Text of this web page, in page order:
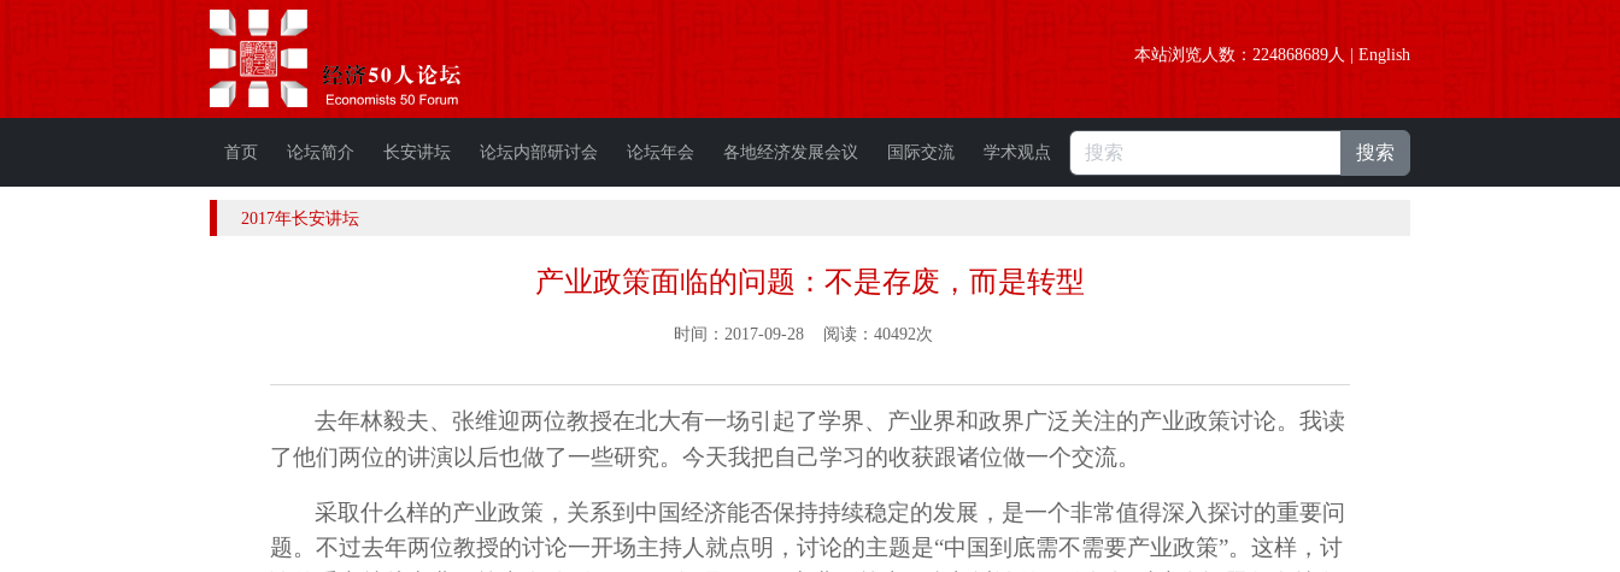
本站浏览人数： 224868689人 | English
首页 论坛简介 长安讲坛 论坛内部研讨会 论坛年会 各地经济发展会议 国际交流 学术观点 搜索
2017年长安讲坛
产业政策面临的问题：不是存废，而是转型
时间：2017-09-28 阅读：40492次
去年林毅夫、张维迎两位教授在北大有一场引起了学界、产业界和政界广泛关注的产业政策讨论。我读
了他们两位的讲演以后也做了一些研究。今天我把自己学习的收获跟诸位做一个交流。
采取什么样的产业政策，关系到中国经济能否保持持续稳定的发展，是一个非常值得深入探讨的重要问
题。不过去年两位教授的讨论一开场主持人就点明，讨论的主题是“中国到底需不需要产业政策”。这样，讨